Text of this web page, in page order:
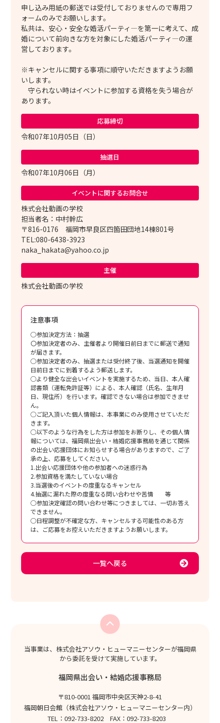
申し込み用紙の郵送では受付しておりませんので専用フ
ォームのみでお願いします。
私共は、安心・安全な婚活パーティ―を第一に考えて、成
婚について前向きな方を対象にした婚活パーティ―の運
営しております。
※キャンセルに関する事項に順守いただきますようお願
いします。
守られない時はイベントに参加する資格を失う場合が
あります。
応募締切
令和07年10月05日（日）
抽選日
令和07年10月06日（月）
イベントに関するお問合せ
株式会社動画の学校
担当者名：中村幹広
〒816-0176 福岡市早良区四箇田団地14棟801号
TEL:080-6438-3923
naka_hakata@yahoo.co.jp
主催
株式会社動画の学校
注意事項
○参加決定方法：抽選
〇参加決定者のみ、主催者より開催日前日までに郵送で通知
が届きます。
○参加決定者のみ、抽選または受付終了後、当選通知を開催
日前日までに到着するよう郵送します。
○より健全な出会いイベントを実施するため、当日、本人確
認書類（運転免許証等）による、本人確認（氏名、生年月
日、現住所）を行います。確認できない場合は参加できませ
ん。
○ご記入頂いた個人情報は、本事業にのみ使用させていただ
きます。
○以下のような行為をした方は参加をお断りし、その個人情
報については、福岡県出会い・結婚応援事務局を通じて関係
の出会い応援団体にお知らせする場合がありますので、ご了
承の上、応募をしてください。
1.出会い応援団体や他の参加者への迷惑行為
2.参加資格を満たしていない場合
3.当選後のイベントの度重なるキャンセル
4.抽選に漏れた際の度重なる問い合わせや苦情 等
○参加決定確認の問い合わせ等につきましては、一切お答え
できません。
○日程調整が不確定な方、キャンセルする可能性のある方
は、ご応募をお控えいただきますようお願いします。
一覧へ戻る
当事業は、株式会社アソウ・ヒューマニーセンターが福岡県
から委託を受けて実施しています。
福岡県出会い・結婚応援事務局
〒810-0001 福岡市中央区天神2-8-41
福岡朝日会館（株式会社アソウ・ヒューマニーセンター内）
TEL：092-733-8202 FAX：092-733-8203